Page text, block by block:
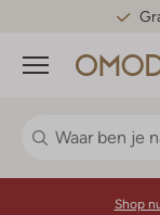
Menu
Shop